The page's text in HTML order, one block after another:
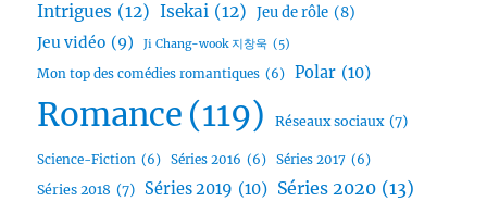
Intrigues (12) Isekai (12) Jeu de rôle (8)
Jeu vidéo (9) Ji Chang-wook 지창욱 (5)
Mon top des comédies romantiques (6) Polar (10)
Romance (119) Réseaux sociaux (7)
Science-Fiction (6) Séries 2016 (6) Séries 2017 (6)
Séries 2018 (7) Séries 2019 (10) Séries 2020 (13)